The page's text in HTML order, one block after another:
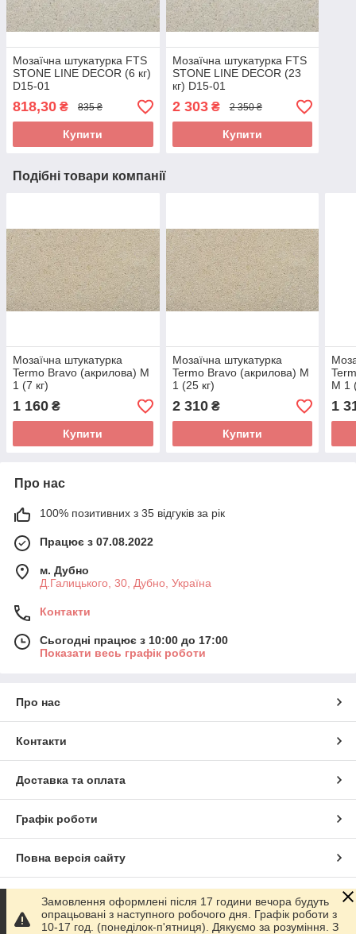
Мозаїчна штукатурка FTS
STONE LINE DECOR (6 кг)
D15-01
818,30 ₴ 835 ₴
Купити
Мозаїчна штукатурка FTS
STONE LINE DECOR (23
кг) D15-01
2 303₴ 2 350 ₴
Купити
Подібні товари компанії
Мозаїчна штукатурка
Termo Bravo (акрилова) М
1 (7 кг)
1 160 ₴
Купити
Мозаїчна штукатурка
Termo Bravo (акрилова) М
1 (25 кг)
2 310₴
Купити
М 1
1
Про нас
100% позитивних з 35 відгуків за рік
Працює з 07.08.2022
м. Дубно
Д.Галицького, 30, Дубно, Україна
Контакти
Сьогодні працює з 10:00 до 17:00
Показати весь графік роботи
Про нас
Контакти
Доставка та оплата
Графік роботи
Повна версія сайту
Сайт створено на маркетплейсі Prom.ua
Замовлення оформлені після 17 години вечора будуть
опрацьовані з наступного робочого дня. Графік роботи з
10-17 год. (понеділок-п'ятниця). Дякуємо за розуміння. З